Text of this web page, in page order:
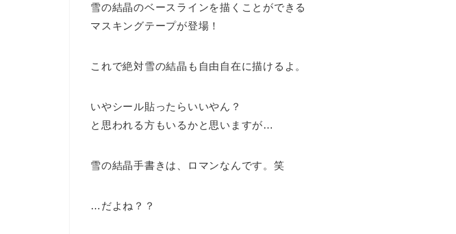
雪の結晶のベースラインを描くことができる
マスキングテープが登場！
これで絶対雪の結晶も自由自在に描けるよ。
いやシール貼ったらいいやん？
と思われる方もいるかと思いますが…
雪の結晶手書きは、ロマンなんです。笑
…だよね？？